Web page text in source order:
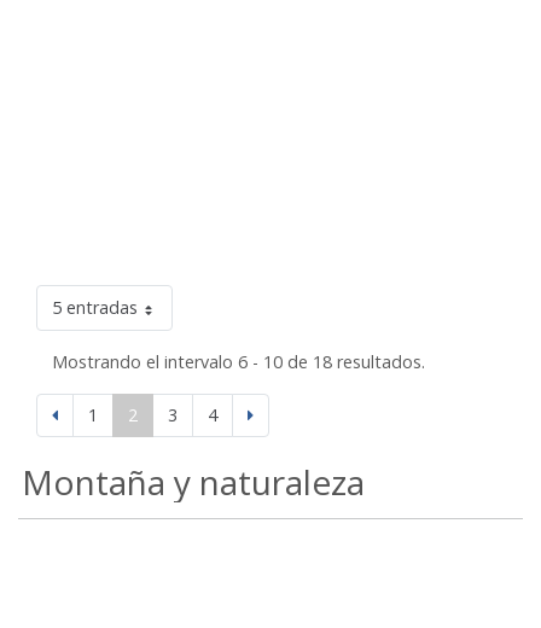
5 entradas
Mostrando el intervalo 6 - 10 de 18 resultados.
1 2 3 4
Montaña y naturaleza